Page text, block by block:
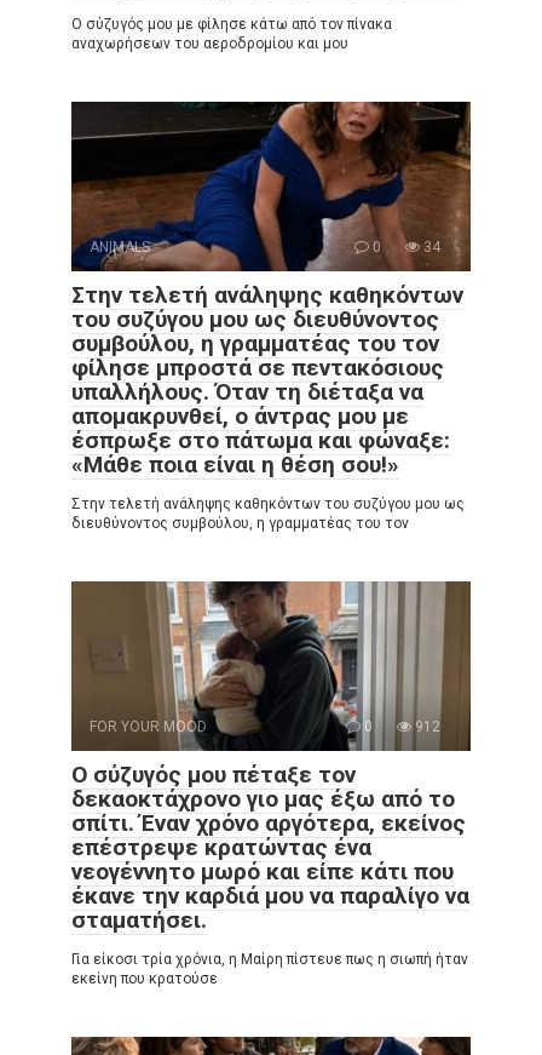
Ο σύζυγός μου με φίλησε κάτω από τον πίνακα
αναχωρήσεων του αεροδρομίου και μου
ANIMALS 0 34
Στην τελετή ανάληψης καθηκόντων
του συζύγου μου ως διευθύνοντος
συμβούλου, η γραμματέας του τον
φίλησε μπροστά σε πεντακόσιους
υπαλλήλους. Όταν τη διέταξα να
απομακρυνθεί, ο άντρας μου με
έσπρωξε στο πάτωμα και φώναξε:
«Μάθε ποια είναι η θέση σου!»
Στην τελετή ανάληψης καθηκόντων του συζύγου μου ως
διευθύνοντος συμβούλου, η γραμματέας του τον
FOR YOUR MOOD 0 912
Ο σύζυγός μου πέταξε τον
δεκαοκτάχρονο γιο μας έξω από το
σπίτι. Έναν χρόνο αργότερα, εκείνος
επέστρεψε κρατώντας ένα
νεογέννητο μωρό και είπε κάτι που
έκανε την καρδιά μου να παραλίγο να
σταματήσει.
Για είκοσι τρία χρόνια, η Μαίρη πίστευε πως η σιωπή ήταν
εκείνη που κρατούσε